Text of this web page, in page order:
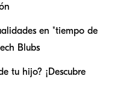
en "tiempo de
Blubs
tu hijo? ¡Descubre